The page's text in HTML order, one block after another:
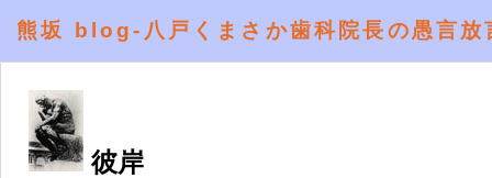
熊坂 blog-八戸くまさか歯科院長の愚言
彼岸